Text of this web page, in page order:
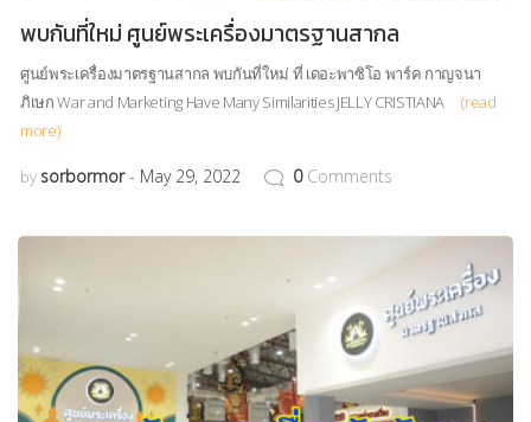
พบกันที่ใหม่ ศูนย์พระเครื่องมาตรฐานสากล
ศูนย์พระเครื่องมาตรฐานสากล พบกันที่ใหม่ ที่ เดอะพาซิโอ พาร์ค กาญจนา
ภิเษก War and Marketing Have Many Similarities JELLY CRISTIANA
(read
more)
by sorbormor May 29, 2022 0Comments